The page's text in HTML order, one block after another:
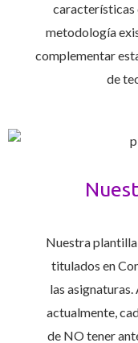
características
metodología
complementar
de
Nuestra
titulados en
las
actualmente,
de NO tener